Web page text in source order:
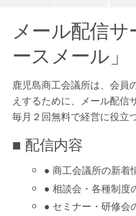
メール配信
ースメール」
鹿児島商工会議所は、会員
えするために、メール配信
毎月２回無料で経営に役立
■ 配信内容
● 商工会議所の新着
● 相談会・各種制度
● セミナー・研修会